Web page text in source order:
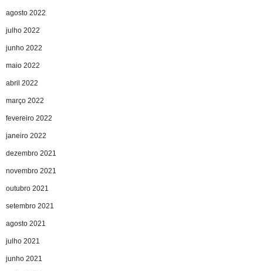
agosto 2022
julho 2022
junho 2022
maio 2022
abril 2022
março 2022
fevereiro 2022
janeiro 2022
dezembro 2021
novembro 2021
outubro 2021
setembro 2021
agosto 2021
julho 2021
junho 2021